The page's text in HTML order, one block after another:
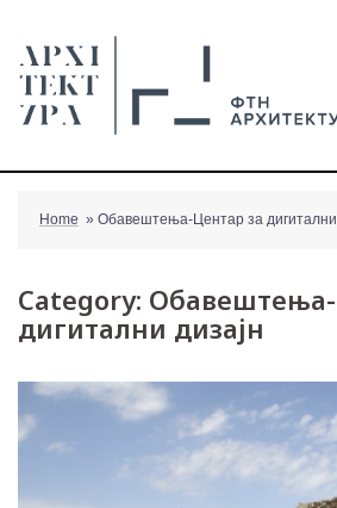
content
Home » Обавештења-Центар за дигитални
Category: Обавештења-
дигитални дизајн